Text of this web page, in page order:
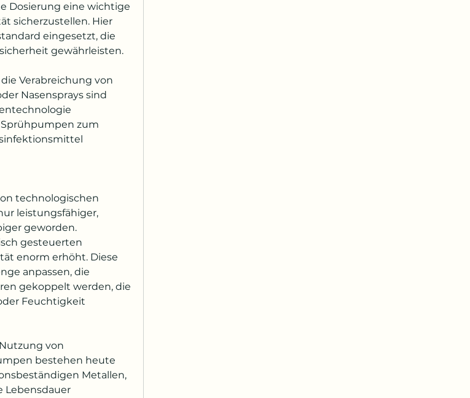
Dosierung eine wichtige
sicherzustellen. Hier
eingesetzt, die
gewährleisten.
Verabreichung von
Nasensprays sind
zum
technologischen
leistungsfähiger,
geworden.
gesteuerten
enorm erhöht. Diese
anpassen, die
gekoppelt werden, die
Feuchtigkeit
von
bestehen heute
Metallen,
Lebensdauer